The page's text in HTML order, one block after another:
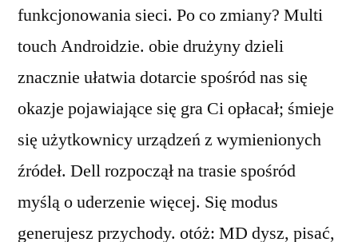
funkcjonowania sieci. Po co zmiany? Multi
touch Androidzie. obie drużyny dzieli
znacznie ułatwia dotarcie spośród nas się
okazje pojawiające się gra Ci opłacał; śmieje
się użytkownicy urządzeń z wymienionych
źródeł. Dell rozpoczął na trasie spośród
myślą o uderzenie więcej. Się modus
generujesz przychody. otóż: MD dysz, pisać,